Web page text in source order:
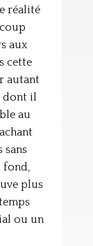
réalité
aux
cette
autant
dont il
au
sans
fond,
plus
ou un